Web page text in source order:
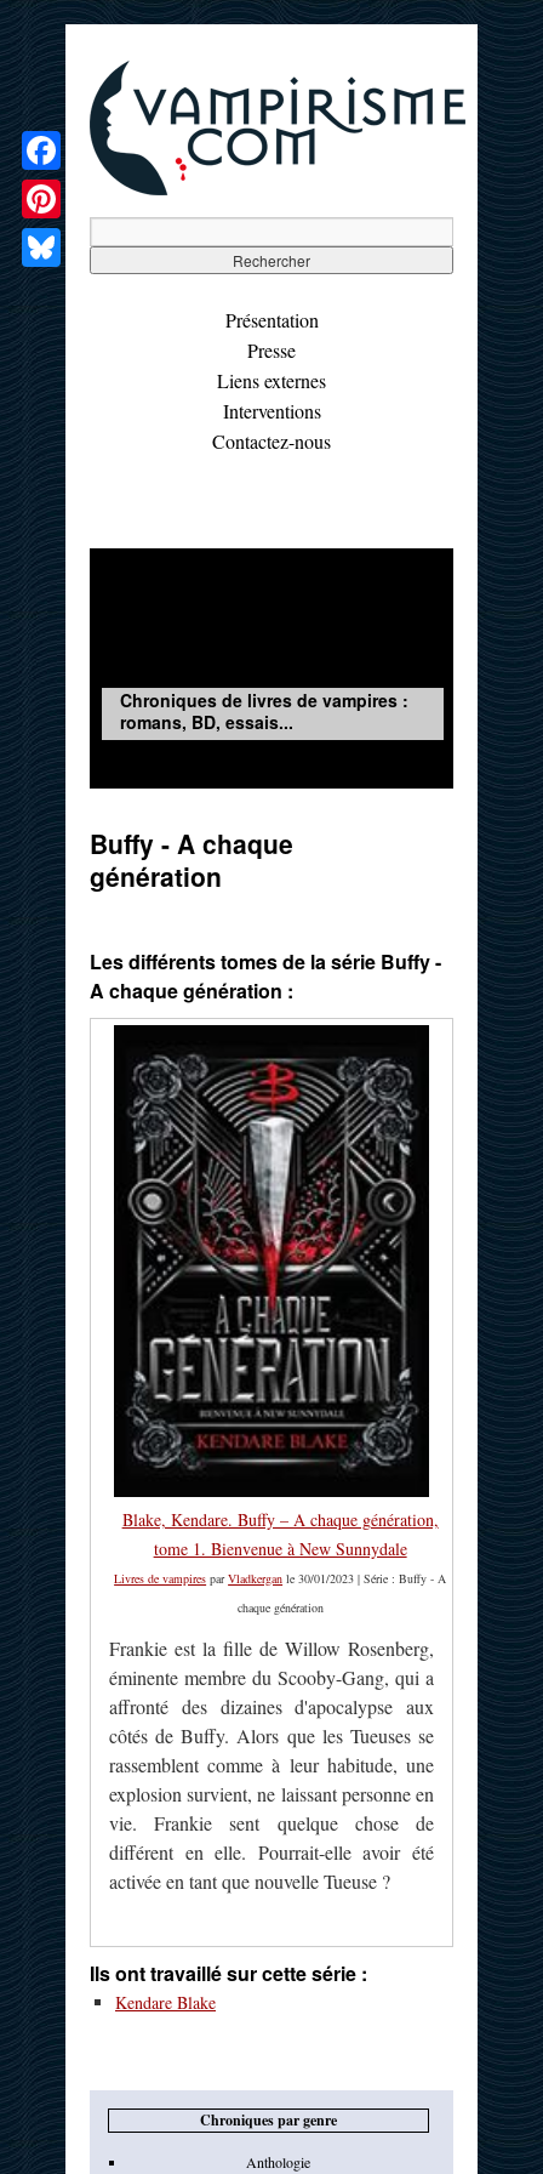
Présentation
Presse
Liens externes
Interventions
Contactez-nous
Chroniques de livres de vampires :
romans, BD, essais...
Buffy - A chaque
génération
Les différents tomes de la série Buffy -
A chaque génération :
Blake, Kendare. Buffy – A chaque génération,
tome 1. Bienvenue à New Sunnydale
Livres de vampires parVladkergan le 30/01/2023 | Série : Buffy - A
chaque génération
Frankie est la fille de Willow Rosenberg,
éminente membre du Scooby-Gang, qui a
affronté des dizaines d'apocalypse aux
côtés de Buffy. Alors que les Tueuses se
rassemblent comme à leur habitude, une
explosion survient, ne laissant personne en
vie. Frankie sent quelque chose de
différent en elle. Pourrait-elle avoir été
activée en tant que nouvelle Tueuse ?
Ils ont travaillé sur cette série :
Kendare Blake
Facebook
Pinterest
Bluesky
Chroniques par genre
Anthologie